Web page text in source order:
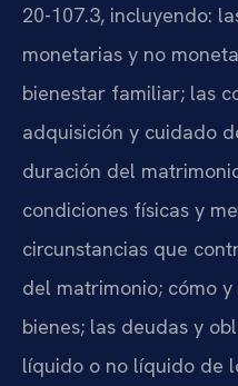
20-107.3, incluyendo:
monetarias y no
bienestar familiar; las
adquisición y cuidado
duración del
condiciones físicas y
circunstancias que
del matrimonio; cómo
bienes; las deudas y
líquido o no líquido de